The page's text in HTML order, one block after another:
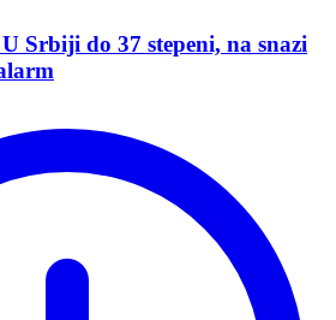
Srbiji do 37 stepeni, na snazi